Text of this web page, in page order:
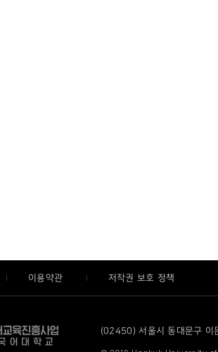
이용약관 저작권 보호 정책
(02450) 서울시 동대문구